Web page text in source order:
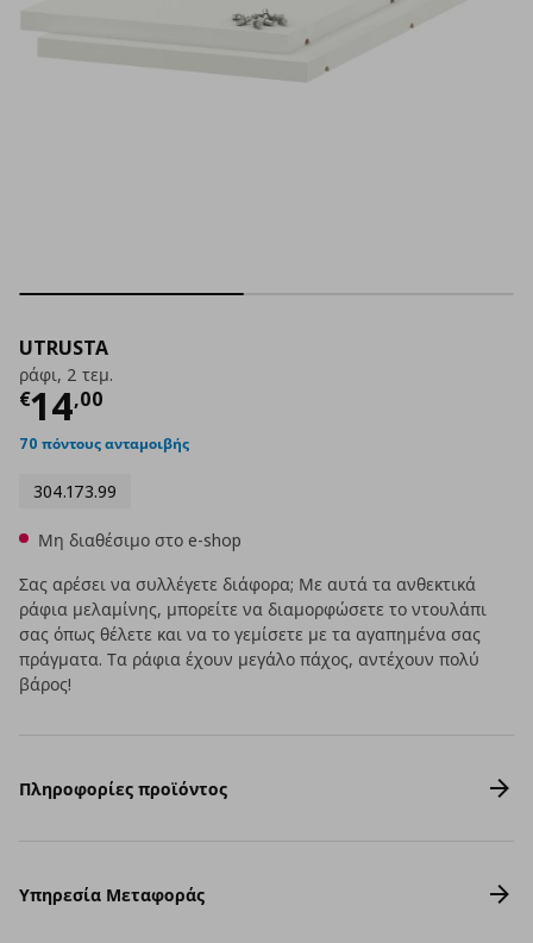
UTRUSTA
ράφι, 2 τεμ.
€14,00
Τρέχουσα τιμή
70 πόντους ανταμοιβής
304.173.99
Μη διαθέσιμο στο e-shop
Σας αρέσει να συλλέγετε διάφορα; Με αυτά τα ανθεκτικά
ράφια μελαμίνης, μπορείτε να διαμορφώσετε το ντουλάπι
σας όπως θέλετε και να το γεμίσετε με τα αγαπημένα σας
πράγματα. Τα ράφια έχουν μεγάλο πάχος, αντέχουν πολύ
βάρος!
Πληροφορίες προϊόντος
Υπηρεσία Μεταφοράς